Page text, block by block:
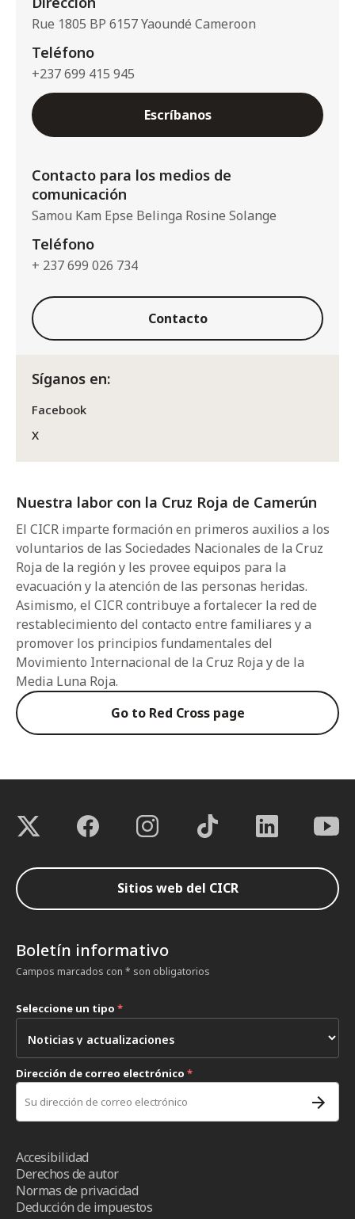
Rue 1805 BP 6157 Yaoundé Cameroon
Teléfono
+237 699 415 945
Escríbanos
Contacto para los medios de
comunicación
Samou Kam Epse Belinga Rosine Solange
Teléfono
+ 237 699 026 734
Contacto
Síganos en:
Facebook
X
Nuestra labor con la Cruz Roja de Camerún
El CICR imparte formación en primeros auxilios a los
voluntarios de las Sociedades Nacionales de la Cruz
Roja de la región y les provee equipos para la
evacuación y la atención de las personas heridas.
Asimismo, el CICR contribuye a fortalecer la red de
restablecimiento del contacto entre familiares y a
promover los principios fundamentales del
Movimiento Internacional de la Cruz Roja y de la
Media Luna Roja.
Go to Red Cross page
Sitios web del CICR
Boletín informativo
Campos marcados con * son obligatorios
Seleccione un tipo *
Dirección de correo electrónico *
Accesibilidad
Derechos de autor
Normas de privacidad
Deducción de impuestos